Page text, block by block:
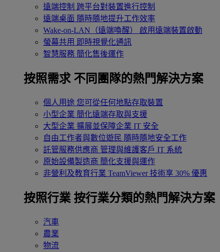
遠端控制 跨平台對裝置進行控制
遠端桌面 隨時隨地提升工作效率
Wake-on-LAN（遠端喚醒）
啟用遠端裝置啟動
螢幕共用 即時視覺化通訊
智慧服務 簡化售後運作
按照需求 不同團隊的熱門解決方案
個人用途 您可從任何地點存取裝置
小型企業 簡化遠端存取與支援
大型企業 擴展並保障企業 IT 安全
自由工作者與數位遊民 隨時隨地安全工作
託管服務供應商 管理與維護客戶 IT 系統
原始設備製造商 簡化支援與運作
非營利及教育行業 TeamViewer 技術享 30% 優惠
按照行業 按行業分類的熱門解決方案
汽車
農業
物流